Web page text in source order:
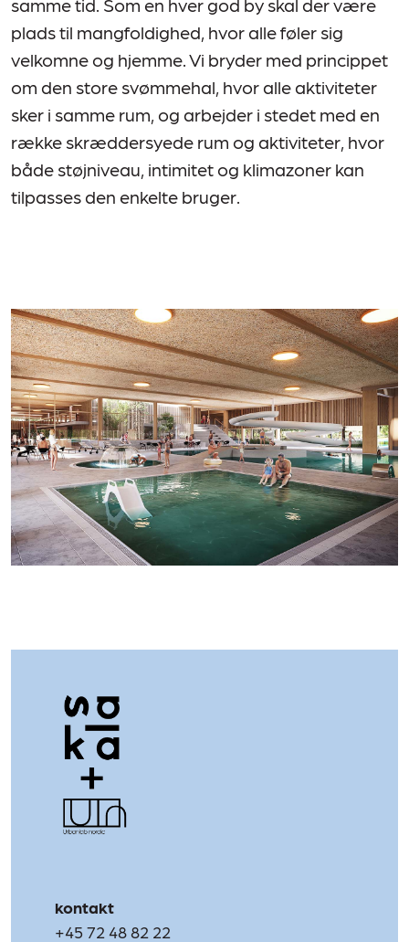
samme tid. Som en hver god by skal der være
plads til mangfoldighed, hvor alle føler sig
velkomne og hjemme. Vi bryder med princippet
om den store svømmehal, hvor alle aktiviteter
sker i samme rum, og arbejder i stedet med en
række skræddersyede rum og aktiviteter, hvor
både støjniveau, intimitet og klimazoner kan
tilpasses den enkelte bruger.
kontakt
+45 72 48 82 22